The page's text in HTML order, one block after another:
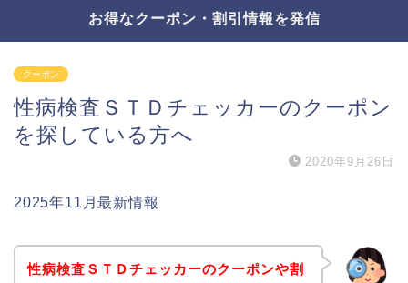
お得なクーポン・割引情報を発信
クーポン
性病検査ＳＴＤチェッカーのクーポン
を探している方へ
2020年9月26日
2025年11月最新情報
性病検査ＳＴＤチェッカーのクーポンや割